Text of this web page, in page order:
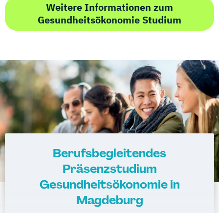
Weitere Informationen zum
Gesundheitsökonomie Studium
Berufsbegleitendes
Präsenzstudium
Gesundheitsökonomie in
Magdeburg